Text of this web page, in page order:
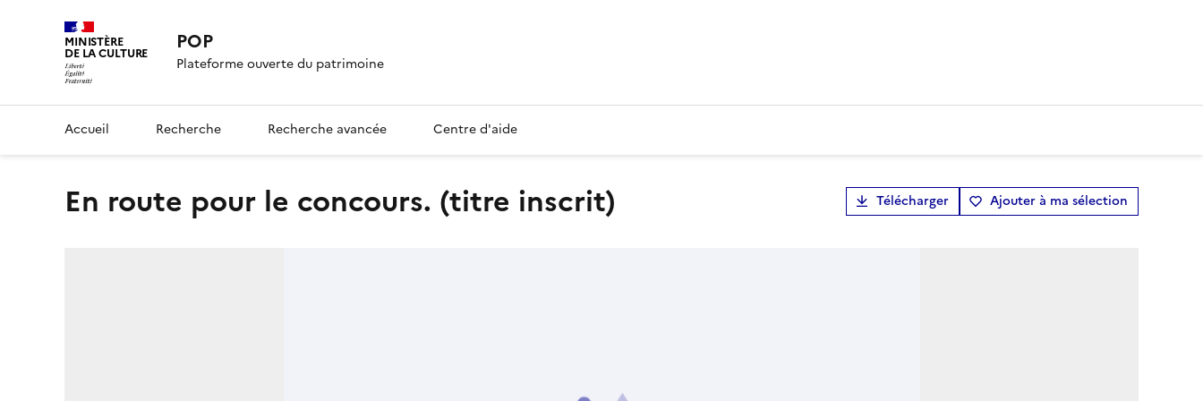
MINISTÈRE
DE LA CULTURE POP
Plateforme ouverte du patrimoine
Accueil Recherche Recherche avancée Centre d'aide
En route pour le concours. (titre inscrit) Télécharger Ajouter à ma sélection